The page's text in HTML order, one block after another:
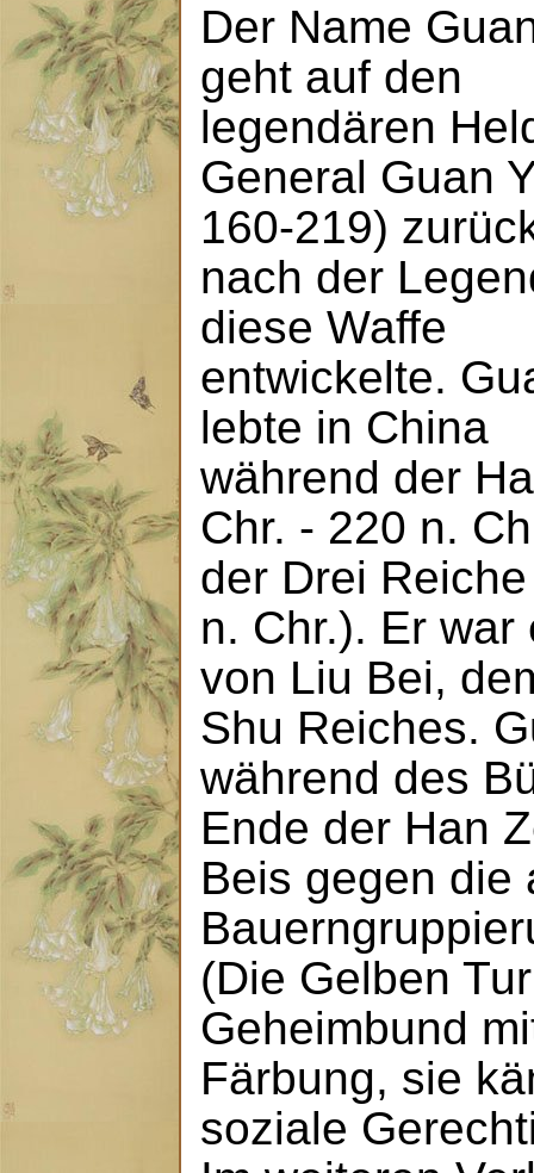
Der Name
geht auf den
legendären
General Guan
160-219)
nach der
diese Waffe
entwickelte.
lebte in China
während der
Chr. - 220 n.
der Drei
n. Chr.). Er
von Liu Bei,
Shu Reiches.
während des
Ende der Han
Beis gegen die
(Die Gelben
Geheimbund
Färbung, sie
soziale